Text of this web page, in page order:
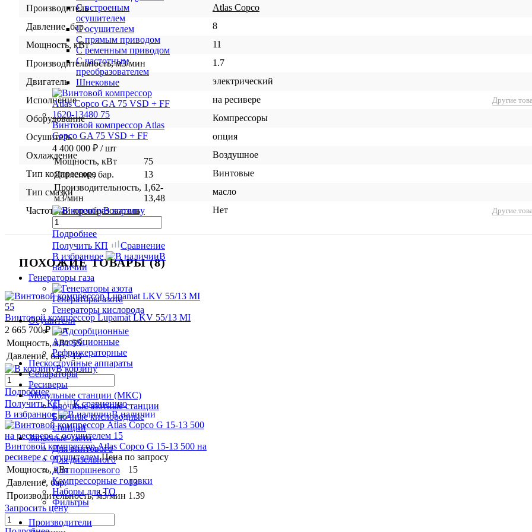
С встроеным
осушителем
С осушителем
С прямым приводом
С ременным приводом
С частотным
преобразователем
Шнековые
Винтовой компрессор Atlas
Copco GA 75 VSD + FF
4 400 000 ₽ / шт
Мощность, кВт
75
Давление, бар.
13
Производительность,
м3/мин
1,62-
13,48
В корзину
Подробнее
Получить КП
Сравнение
В избранное
В
наличии
Генераторы газа
Генераторы азота
Генераторы кислорода
Осушители
Адсорбционные
Рефрижераторные
Пескоструйные аппараты
Сепараторы
Ресиверы
Модульные станции (МКС)
Блочные азотные станции
Блочные кислородные
станции
Запасные части
Для винтового
Для дизельного
Для поршневого
Компрессорные головки
Наборы для ТО
Фильтры
Производители
Производитель
Atlas Copco
Давление, бар.
8
Мощность, кВт
11
Производительность, м3/мин
1.7
Двигатель
электрический
Исполнение
на ресивере Другие
Оборудование
Компрессоры
Осушитель
опция
Охлаждение
Воздушное
Тип компрессора
Винтовые
Тип смазки
масло
Частотный преобразователь
Нет Другие
ПОХОЖИЕ ТОВАРЫ (8)
Винтовой компрессор Lupamat LKV 55/13 MI
2 665 700 ₽ / шт
Мощность, кВт 55
Давление, бар. 13
В корзину
Подробнее
Получить КП
К сравнению
В избранное
В наличии
Винтовой компрессор Atlas Copco G 15-13 500 на
ресивере с осушителемЦена по запросу
Мощность, кВт
15
Давление, бар.
13
Производительность, м3/мин 1.39
Запросить цену